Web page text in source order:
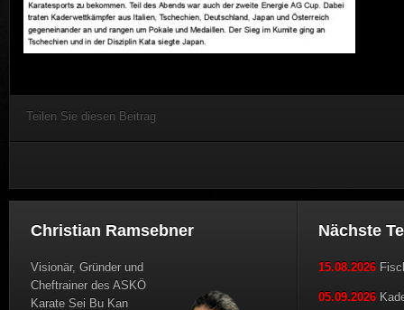
Teilen Sie diesen Beitrag
Christian Ramsebner
Visionär, Gründer und
Cheftrainer des ASKÖ
Karate Sei Bu Kan
Nächste
15.08.2026
05.09.2026